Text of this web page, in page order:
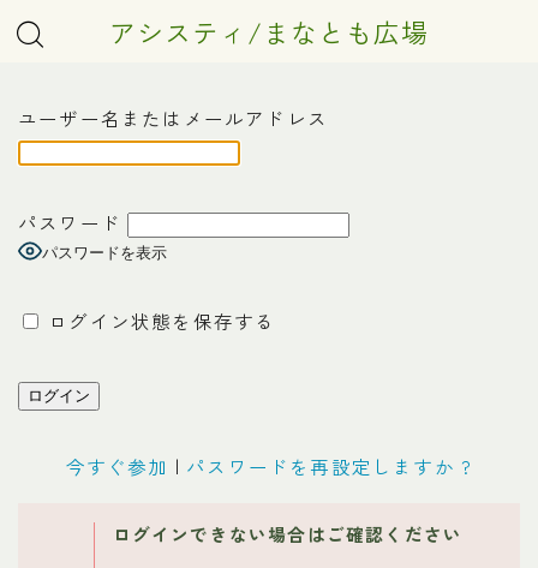
アシスティ/まなとも広場
ユーザー名またはメールアドレス
パスワード
パスワードを表示
ログイン状態を保存する
今すぐ参加 | パスワードを再設定しますか ?
ログインできない場合はご確認ください